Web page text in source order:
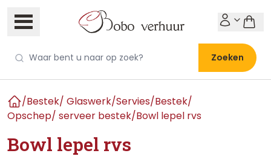
Zoeken
Home
/Bestek/ Glaswerk/Servies/Bestek/
Opschep/ serveer bestek/Bowl lepel rvs
Bowl lepel rvs